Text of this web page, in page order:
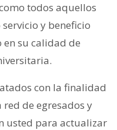
todos aquellos
y beneficio
en su calidad de
con la finalidad
de egresados y
usted para actualizar